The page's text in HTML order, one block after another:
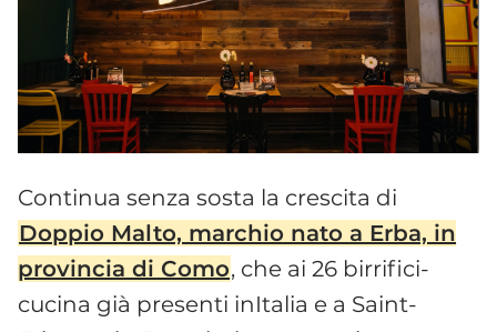
Continua senza sosta la crescita di
Doppio Malto, marchio nato a Erba, in
provincia di Como, che ai 26 birrifici-
cucina già presenti inItalia e a Saint-